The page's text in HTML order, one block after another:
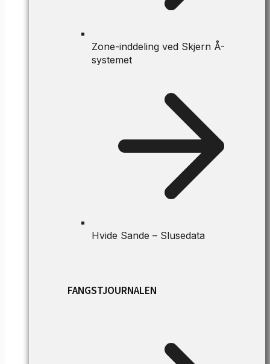
Zone-inddeling ved Skjern Å-
systemet
Hvide Sande – Slusedata
FANGSTJOURNALEN